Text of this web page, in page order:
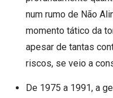
num rumo de Não
momento tático da
apesar de tantas
riscos, se veio a
De 1975 a 1991, a